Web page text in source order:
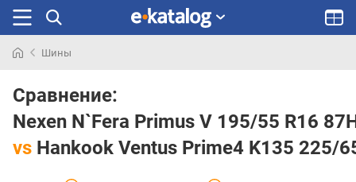
раньше
Шины
Сравнение:
Nexen N`Fera Primus V 195/55 R16
vs Hankook Ventus Prime4 K135 225/